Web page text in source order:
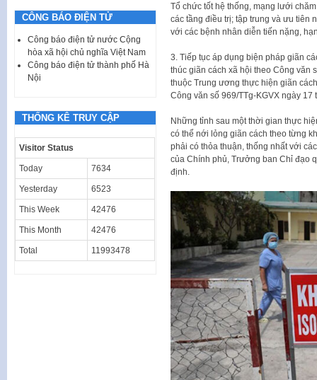
Tổ chức tốt hệ thống, mạng lưới
các tầng điều trị; tập trung và ưu tiên
với các bệnh nhân diễn tiến nặng,
3. Tiếp tục áp dụng biện pháp giãn
thúc giãn cách xã hội theo Công văn
thuộc Trung ương thực hiện giãn
Công văn số 969/TTg-KGVX ngày 17
Những tỉnh sau một thời gian thực
có thể nới lỏng giãn cách theo từng
phải có thỏa thuận, thống nhất với
của Chính phủ, Trưởng ban Chỉ đạo
định.
CÔNG BÁO ĐIỆN TỬ
Công báo điện tử nước Cộng
hòa xã hội chủ nghĩa Việt Nam
Công báo điện tử thành phố Hà
Nội
THỐNG KÊ TRUY CẬP
Visitor Status
Today 7634
Yesterday 6523
This Week 42476
This Month 42476
Total 11993478